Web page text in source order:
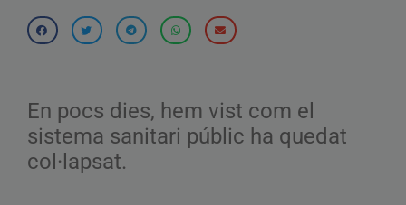
En pocs dies, hem vist com el
sistema sanitari públic ha quedat
col·lapsat.